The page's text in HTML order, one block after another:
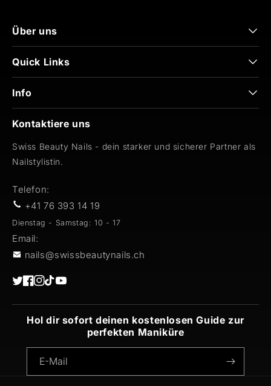
Über uns
Quick Links
Info
Kontaktiere uns
Swiss Beauty Nails - dein starker und sicherer Partner als
Nailstylistin.
Telefon:
+41 76 393 14 19
Dienstag - Samstag: 10 - 17
Email:
nails@swissbeautynails.ch
Twitter
Facebook
Instagram
TikTokYouTube
Hol dir sofort deinen kostenlosen Guide zur
perfekten Maniküre
E-Mail